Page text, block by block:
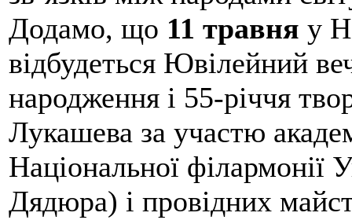
Додамо, що 11 травня у
відбудеться Ювілейний
народження і 55-річчя
Лукашева за участю
Національної філармонії
Дядюра) і провідних